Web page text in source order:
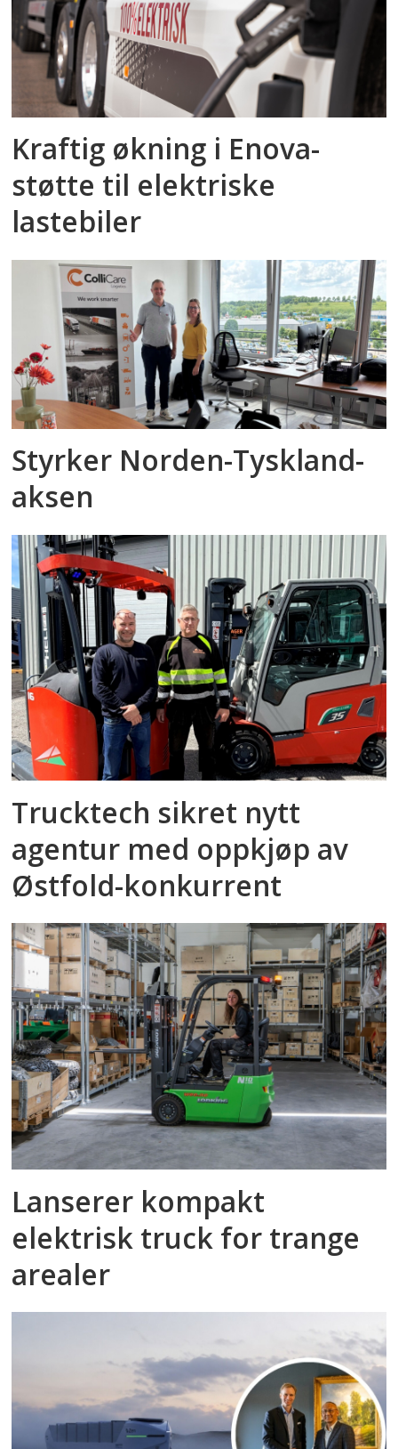
Kraftig økning i Enova-
støtte til elektriske
lastebiler
Styrker Norden-Tyskland-
aksen
Trucktech sikret nytt
agentur med oppkjøp av
Østfold-konkurrent
Lanserer kompakt
elektrisk truck for trange
arealer